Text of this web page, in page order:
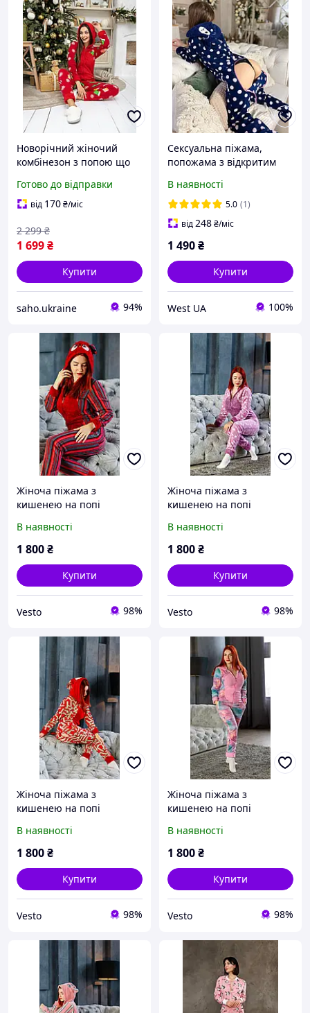
Новорічний жіночий
комбінезон з попою що
зимова пожама кігурумі з
хвостиком і вушками для
Готово до відправки
від 170₴/міс
1 699₴
2 299 ₴
Купити
saho.ukraine 94%
Сексуальна піжама,
попожама з відкритим
флісова з принтом
Ведмедик, Синій
В наявності
5.0 (1)
від248₴/міс
1 490₴
Купити
West UA 100%
Жіноча піжама з
кишенею на попі
тепла Попожама
В наявності
1 800₴
Купити
Vesto 98%
Жіноча піжама з
кишенею на попі
тепла Попожама
В наявності
1 800₴
Купити
Vesto 98%
Жіноча піжама з
кишенею на попі
тепла Попожама
В наявності
1 800₴
Купити
Vesto 98%
Жіноча піжама з
кишенею на попі
тепла Попожама
В наявності
1 800₴
Купити
Vesto 98%